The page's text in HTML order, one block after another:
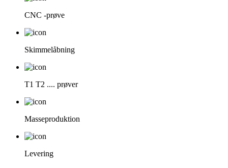
CNC -prøve
Skimmelåbning
T1 T2 .... prøver
Masseproduktion
Levering